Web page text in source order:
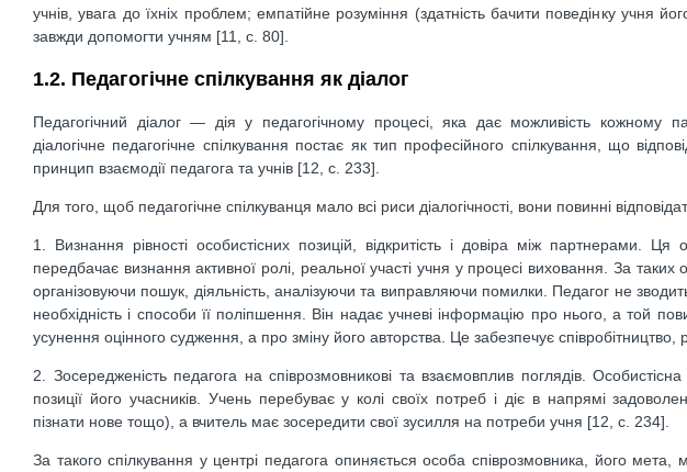
учнів, увага до їхніх проблем; емпатійне розуміння (здатність бачити поведінку учня
завжди допомогти учням [11, с. 80].
1.2. Педагогічне спілкування як діалог
Педагогічний діалог — дія у педагогічному процесі, яка дає можливість кожному
діалогічне педагогічне спілкування постає як тип професійного спілкування, що
принцип взаємодії педагога та учнів [12, с. 233].
Для того, щоб педагогічне спілкуванця мало всі риси діалогічності, вони повинні
1. Визнання рівності особистісних позицій, відкритість і довіра між партнерами. Ця
передбачає визнання активної ролі, реальної участі учня у процесі виховання. За
організовуючи пошук, діяльність, аналізуючи та виправляючи помилки. Педагог не
необхідність і способи її поліпшення. Він надає учневі інформацію про нього, а той
усунення оцінного судження, а про зміну його авторства. Це забезпечує співробітництво,
2. Зосередженість педагога на співрозмовникові та взаємовплив поглядів. Особистісна
позиції його учасників. Учень перебуває у колі своїх потреб і діє в напрямі
пізнати нове тощо), а вчитель має зосередити свої зусилля на потреби учня [12, с. 234].
За такого спілкування у центрі педагога опиняється особа співрозмовника, його мета,